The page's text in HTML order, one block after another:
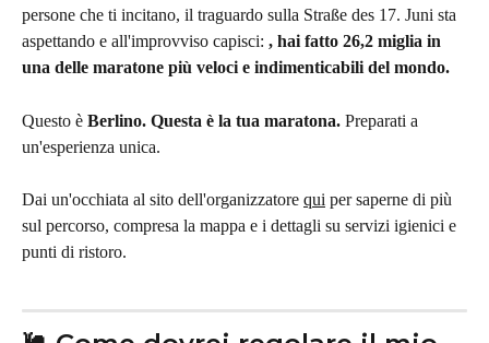
persone che ti incitano, il traguardo sulla Straße des 17. Juni sta
aspettando e all'improvviso capisci: , hai fatto 26,2 miglia in
una delle maratone più veloci e indimenticabili del mondo.
Questo è Berlino. Questa è la tua maratona. Preparati a
un'esperienza unica.
Dai un'occhiata al sito dell'organizzatore qui per saperne di più
sul percorso, compresa la mappa e i dettagli su servizi igienici e
punti di ristoro.